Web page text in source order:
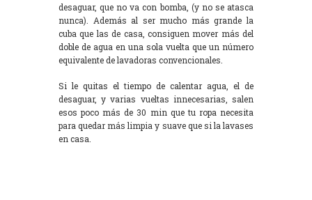
desaguar, que no va con bomba, (y no se atasca
nunca). Además al ser mucho más grande la
cuba que las de casa, consiguen mover más del
doble de agua en una sola vuelta que un número
equivalente de lavadoras convencionales.
Si le quitas el tiempo de calentar agua, el de
desaguar, y varias vueltas innecesarias, salen
esos poco más de 30 min que tu ropa necesita
para quedar más limpia y suave que si la lavases
en casa.